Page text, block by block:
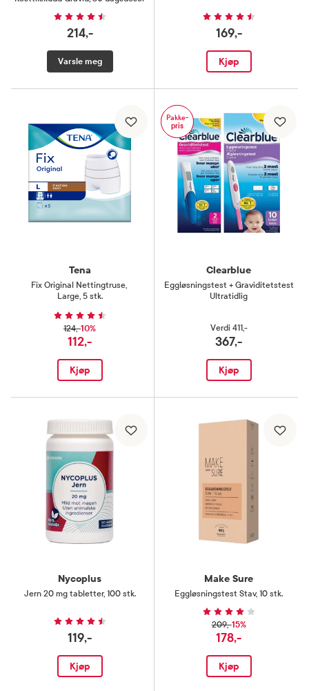
214,-
Varsle meg
169,-
Kjøp
Tena
Fix Original Nettingtruse,
Large, 5 stk.
124,-10%
112,-
Kjøp
Pakke-
pris
Clearblue
Eggløsningstest + Graviditetstest
Ultratidlig
Verdi 411,-
367,-
Kjøp
Nycoplus
Jern 20 mg tabletter, 100 stk.
119,-
Kjøp
Make Sure
Eggløsningstest Stav, 10 stk.
209,-15%
178,-
Kjøp